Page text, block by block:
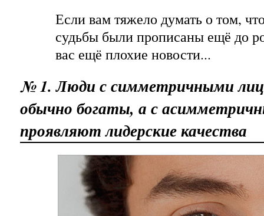
Если вам тяжело думать о том,
судьбы были прописаны ещё до
вас ещё плохие новости...
№ 1. Люди с симметричными
обычно богаты, а с
проявляют лидерские качества